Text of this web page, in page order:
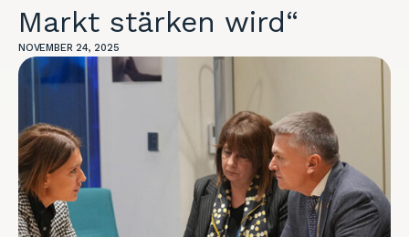
Markt stärken wird“
NOVEMBER 24, 2025